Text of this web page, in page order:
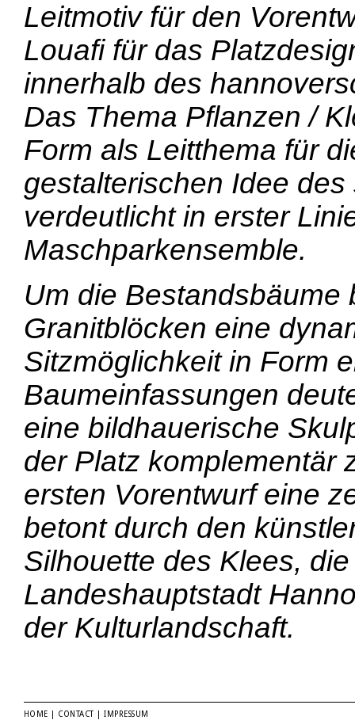
Leitmotiv für den
Louafi für das
innerhalb des
Das Thema Pflanzen /
Form als Leitthema für
gestalterischen Idee
verdeutlicht in erster
Maschparkensemble.
Um die Bestandsbäume
Granitblöcken eine
Sitzmöglichkeit in Form
Baumeinfassungen
eine bildhauerische
der Platz komplementär
ersten Vorentwurf eine
betont durch den
Silhouette des Klees,
Landeshauptstadt
der Kulturlandschaft.
HOME CONTACT |IMPRESSUM